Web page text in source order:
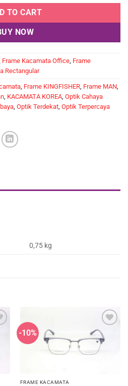
TO CART
NOW
Frame Kacamata Office Frame
Rectangular
Frame KINGFISHER Frame MAN
KACAMATA KOREA Optik Cahaya
Optik Terdekat Optik Terpercaya
0,75 kg
-10%
FRAME KACAMATA